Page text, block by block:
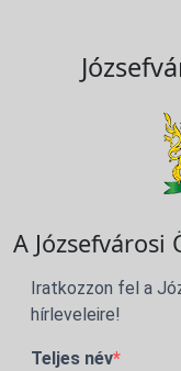
A
Iratkozzon fel a
hírleveleire!
Teljes név